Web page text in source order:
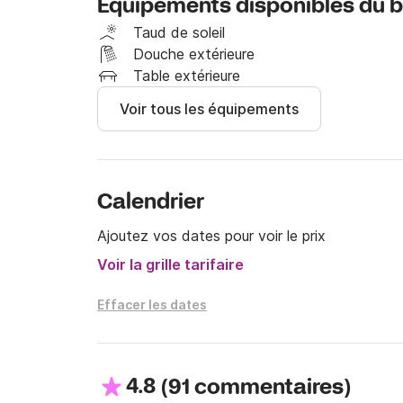
Le bateau est totalement conforme pour
calanques de la côte bleue.
L'essence du bateau n'est pas comprise
message en passant par la plateforme de
Argeles
A très vite pour une super journée en mer !
Équipements disponibles du
Taud de soleil
Douche extérieure
Table extérieure
Voir tous les équipements
Calendrier
Ajoutez vos dates pour voir le prix
Voir la grille tarifaire
Effacer les dates
4.8 (91 commentaires)